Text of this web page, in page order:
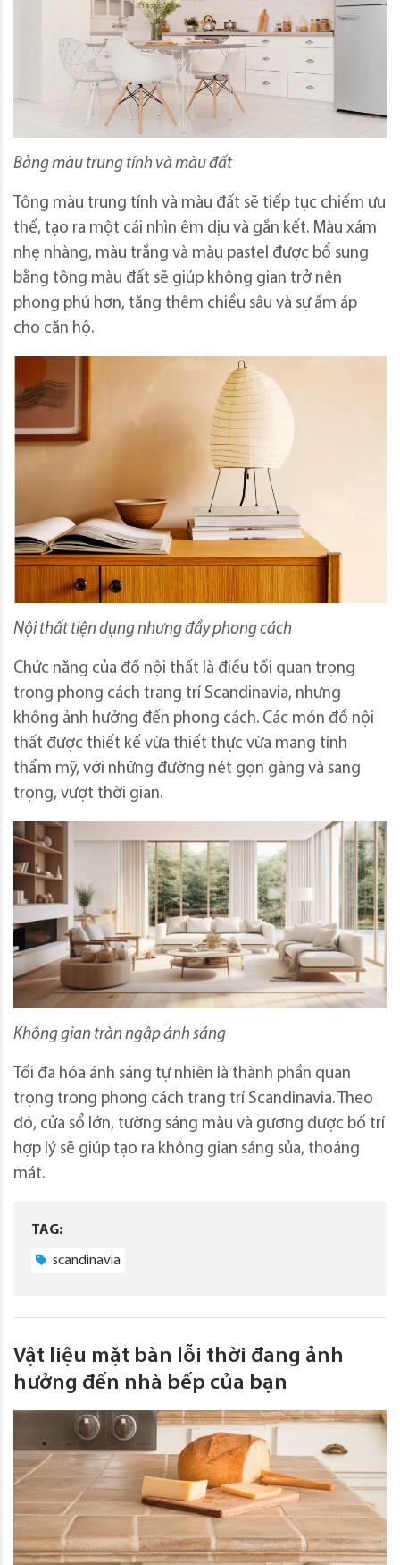
Bảng màu trung tính và màu đất
Tông màu trung tính và màu đất sẽ tiếp tục chiếm ưu
thế, tạo ra một cái nhìn êm dịu và gắn kết. Màu xám
nhẹ nhàng, màu trắng và màu pastel được bổ sung
bằng tông màu đất sẽ giúp không gian trở nên
phong phú hơn, tăng thêm chiều sâu và sự ấm áp
cho căn hộ.
Nội thất tiện dụng nhưng đầy phong cách
Chức năng của đồ nội thất là điều tối quan trọng
trong phong cách trang trí Scandinavia, nhưng
không ảnh hưởng đến phong cách. Các món đồ nội
thất được thiết kế vừa thiết thực vừa mang tính
thẩm mỹ, với những đường nét gọn gàng và sang
trọng, vượt thời gian.
Không gian tràn ngập ánh sáng
Tối đa hóa ánh sáng tự nhiên là thành phần quan
trọng trong phong cách trang trí Scandinavia. Theo
đó, cửa sổ lớn, tường sáng màu và gương được bố trí
hợp lý sẽ giúp tạo ra không gian sáng sủa, thoáng
mát.
TAG:
scandinavia
Vật liệu mặt bàn lỗi thời đang ảnh
hưởng đến nhà bếp của bạn